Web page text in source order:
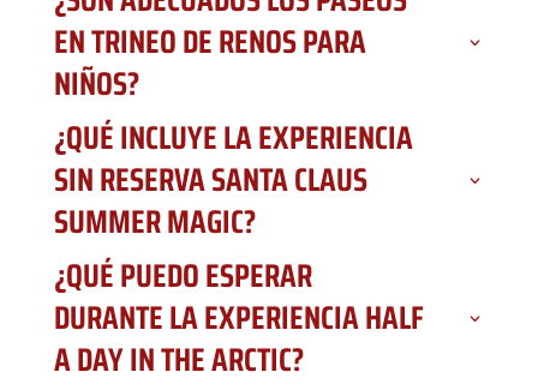
EN TRINEO DE RENOS PARA
NIÑOS?
¿QUÉ INCLUYE LA EXPERIENCIA
SIN RESERVA SANTA CLAUS
SUMMER MAGIC?
¿QUÉ PUEDO ESPERAR
DURANTE LA EXPERIENCIA HALF
A DAY IN THE ARCTIC?